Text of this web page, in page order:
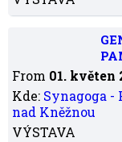
From 01. květen
Kde: Synagoga
nad Kněžnou
VÝSTAVA